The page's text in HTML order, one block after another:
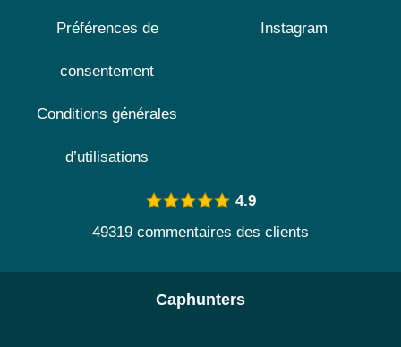
Préférences de
consentement
Conditions générales
d’utilisations
Instagram
4.9
49319 commentaires des clients
Caphunters